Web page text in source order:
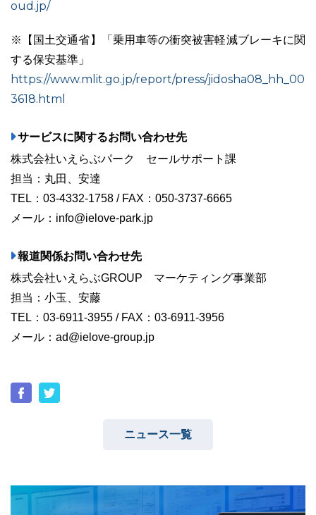
oud.jp/
※【国土交通省】「乗用車等の衝突被害軽減ブレーキに関
する保安基準」
https://www.mlit.go.jp/report/press/jidosha08_hh_00
3618.html
サービスに関するお問い合わせ先
株式会社いえらぶパーク セールサポート課
担当：丸田、安達
TEL：03-4332-1758 / FAX：050-3737-6665
メール：info@ielove-park.jp
報道関係お問い合わせ先
株式会社いえらぶGROUP マーケティング事業部
担当：小玉、安藤
TEL：03-6911-3955 / FAX：03-6911-3956
メール：ad@ielove-group.jp
ニュース一覧